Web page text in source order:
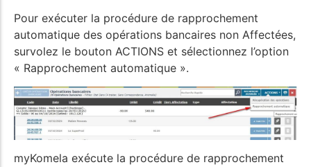
Pour exécuter la procédure de rapprochement
automatique des opérations bancaires non Affectées,
survolez le bouton ACTIONS et sélectionnez l’option
« Rapprochement automatique ».
myKomela exécute la procédure de rapprochement